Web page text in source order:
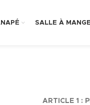
SALLE À
ARTICLE 1 :